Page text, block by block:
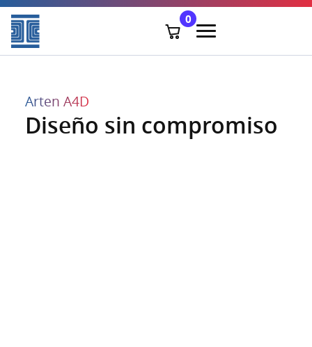
0
Arten A4D
Diseño sin compromiso